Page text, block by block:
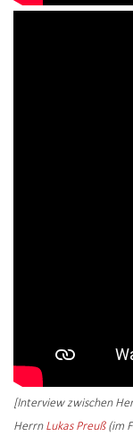
[Interview zwischen
Herrn Lukas Preuß(im